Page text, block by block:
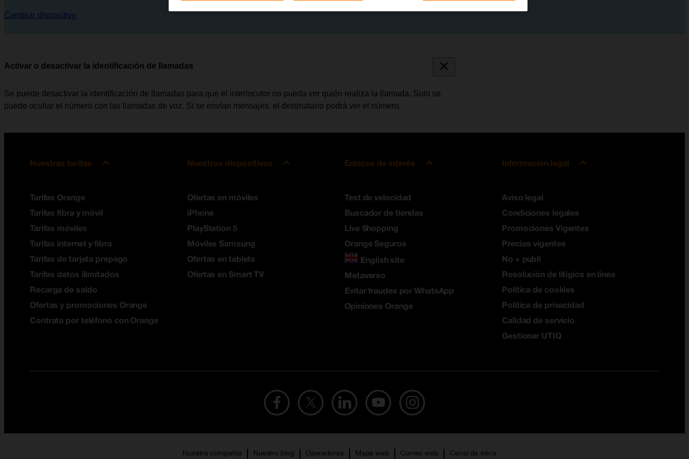
Cambiar dispositivo
Activar o desactivar la identificación de llamadas
Se puede desactivar la identificación de llamadas para que el interlocutor no pueda ver quién realiza la llamada. Solo se
puede ocultar el número con las llamadas de voz. Si se envían mensajes, el destinatario podrá ver el número.
Nuestras tarifas
Tarifas Orange
Tarifas fibra y móvil
Tarifas móviles
Tarifas internet y fibra
Tarifas de tarjeta prepago
Tarifas datos ilimitados
Recarga de saldo
Ofertas y promociones Orange
Contrata por teléfono con Orange
Nuestros dispositivos
Ofertas en móviles
iPhone
PlayStation 5
Móviles Samsung
Ofertas en tablets
Ofertas en Smart TV
Enlaces de interés
Test de velocidad
Buscador de tiendas
Live Shopping
Orange Seguros
English site
Metaverso
Evitar fraudes por WhatsApp
Opiniones Orange
Información legal
Aviso legal
Condiciones legales
Promociones Vigentes
Precios vigentes
No + publi
Resolución de litigios en línea
Política de cookies
Política de privacidad
Calidad de servicio
Gestionar UTIQ
Nuestra compañía Nuestro blog Operadores Mapa web Correo web Canal de ética